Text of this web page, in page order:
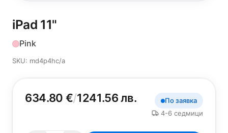
iPad 11"
Pink
SKU: md4p4hc/a
634.80 €/1241.56 лв.
По заявка
4-6 седмици